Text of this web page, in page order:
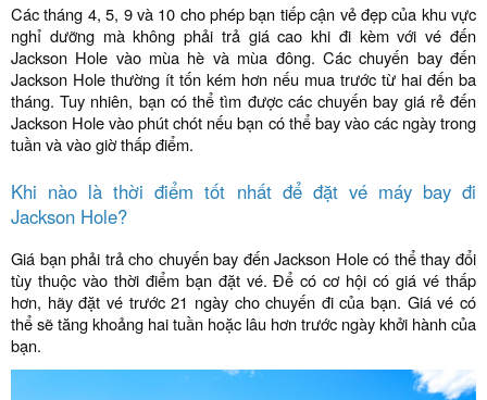
Các tháng 4, 5, 9 và 10 cho phép bạn tiếp cận vẻ đẹp của khu vực
nghỉ dưỡng mà không phải trả giá cao khi đi kèm với vé đến
Jackson Hole vào mùa hè và mùa đông. Các chuyến bay đến
Jackson Hole thường ít tốn kém hơn nếu mua trước từ hai đến ba
tháng. Tuy nhiên, bạn có thể tìm được các chuyến bay giá rẻ đến
Jackson Hole vào phút chót nếu bạn có thể bay vào các ngày trong
tuần và vào giờ thấp điểm.
Khi nào là thời điểm tốt nhất để đặt vé máy bay đi
Jackson Hole?
Giá bạn phải trả cho chuyến bay đến Jackson Hole có thể thay đổi
tùy thuộc vào thời điểm bạn đặt vé. Để có cơ hội có giá vé thấp
hơn, hãy đặt vé trước 21 ngày cho chuyến đi của bạn. Giá vé có
thể sẽ tăng khoảng hai tuần hoặc lâu hơn trước ngày khởi hành của
bạn.